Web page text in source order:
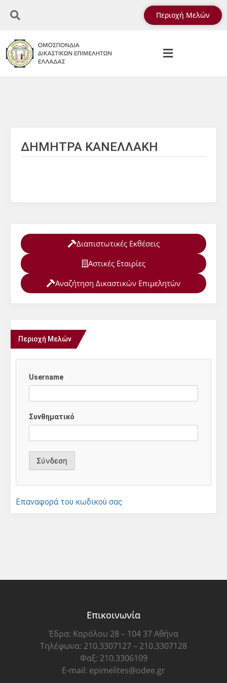
Περιοχή Μελών
ΔΗΜΗΤΡΑ ΚΑΝΕΛΛΑΚΗ
Διαπιστωτικές Εκθέσεις
Αστικές Εταιρίες
Αναζήτηση Δικαστικών Επιμελητών
Περιοχή Μελών
Username
Συνθηματικό
Επαναφορά του κωδικού σας
Επικοινωνία
Έδρα: Καρόλου 28 – 104 37 Αθήνα
Τηλέφωνα: 210.3307127 – 210.3307128
Φαξ: 210.3306109
E-mail: epimelites@odee.gr